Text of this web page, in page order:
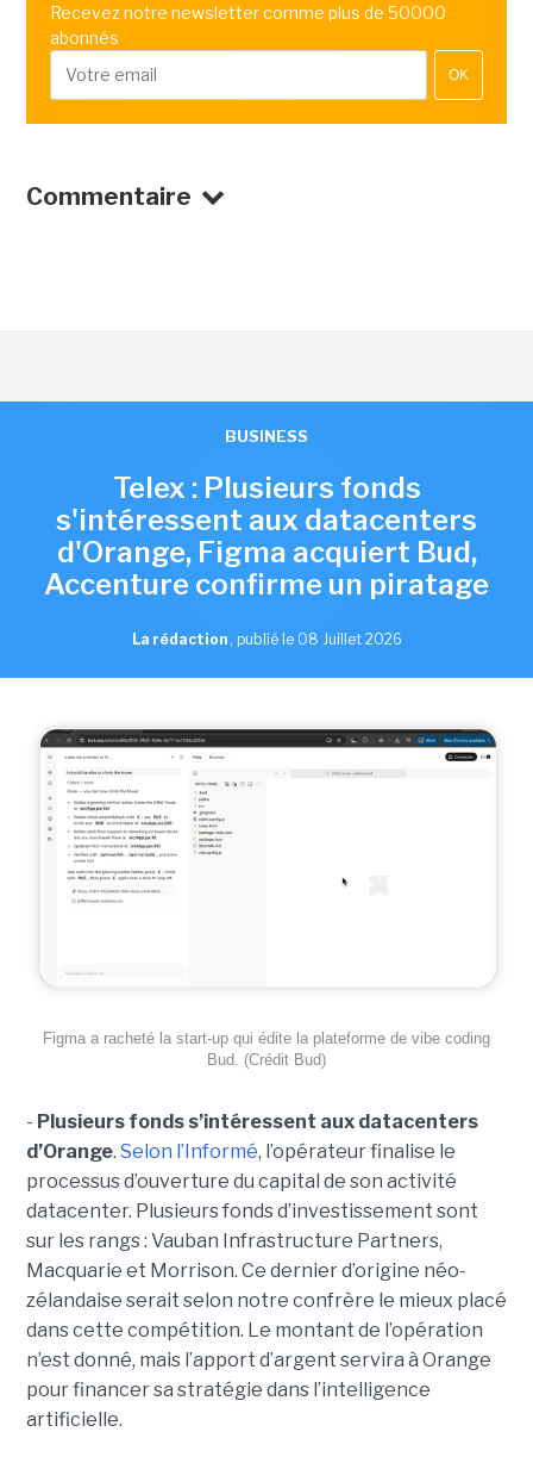
Recevez notre newsletter comme plus de 50000
abonnés
OK
Commentaire
BUSINESS
Telex : Plusieurs fonds
s'intéressent aux datacenters
d'Orange, Figma acquiert Bud,
Accenture confirme un piratage
La rédaction , publié le 08 Juillet 2026
Figma a racheté la start-up qui édite la plateforme de vibe coding
Bud. (Crédit Bud)
- Plusieurs fonds s’intéressent aux datacenters
d’Orange. Selon l’Informé, l’opérateur finalise le
processus d’ouverture du capital de son activité
datacenter. Plusieurs fonds d’investissement sont
sur les rangs : Vauban Infrastructure Partners,
Macquarie et Morrison. Ce dernier d’origine néo-
zélandaise serait selon notre confrère le mieux placé
dans cette compétition. Le montant de l’opération
n’est donné, mais l’apport d’argent servira à Orange
pour financer sa stratégie dans l’intelligence
artificielle.